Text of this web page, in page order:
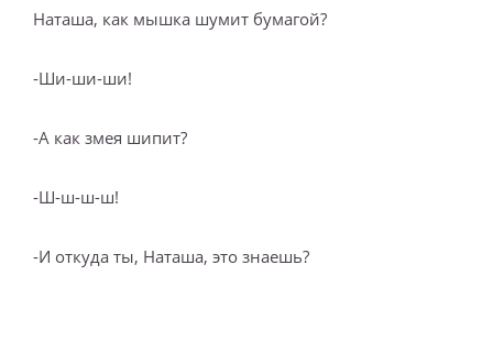
Наташа, как мышка шумит бумагой?
-Ши-ши-ши!
-А как змея шипит?
-Ш-ш-ш-ш!
-И откуда ты, Наташа, это знаешь?